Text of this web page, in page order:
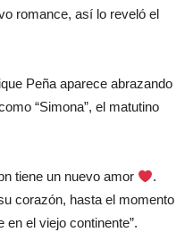
romance, así lo reveló el
Peña aparece abrazando
“Simona”, el matutino
tiene un nuevo amor
.
corazón, hasta el momento
el viejo continente”.